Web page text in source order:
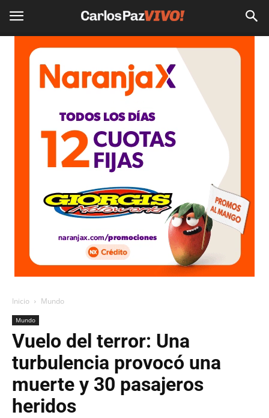
Inicio Mundo
Mundo
Vuelo del terror: Una
turbulencia provocó una
muerte y 30 pasajeros
heridos